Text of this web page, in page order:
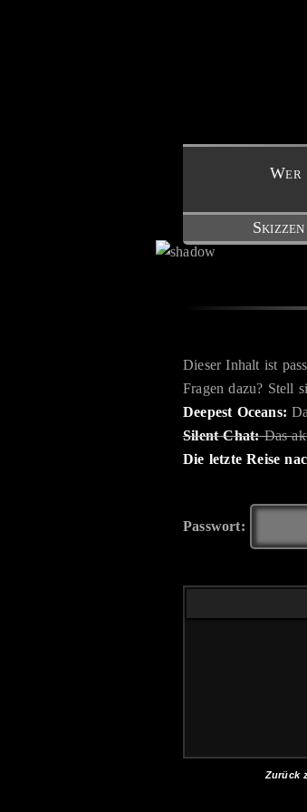
Wer
Skizzen
Dieser Inhalt ist
Fragen dazu? Stell
Deepest Oceans:
Silent Chat:Das
Die letzte Reise
Passwort:
Zurück